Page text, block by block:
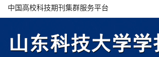
中国高校科技期刊集群服务平台